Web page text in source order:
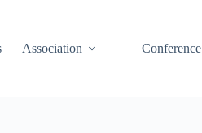
Association Conference